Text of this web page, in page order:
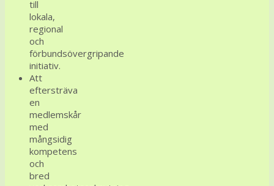
till
lokala,
regional
och
förbundsövergripande
initiativ.
Att
eftersträva
en
medlemskår
med
mångsidig
kompetens
och
bred